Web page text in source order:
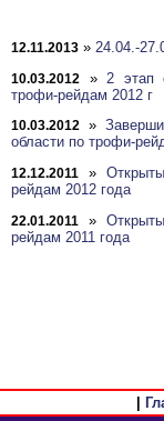
12.11.2013 » 24.04.-
10.03.2012 » 2 этап
трофи-рейдам 2012 г
10.03.2012 »
области по трофи-
12.12.2011 »
рейдам 2012 года
22.01.2011 »
рейдам 2011 года